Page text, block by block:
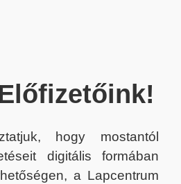
hogy mostantól
digitális formában
a Lapcentrum